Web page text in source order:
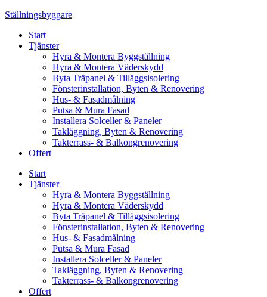
Skip
content
Ställningsbyggare
Start
Tjänster
Hyra & Montera Byggställning
Hyra & Montera Väderskydd
Byta Träpanel & Tilläggsisolering
Fönsterinstallation, Byten & Renovering
Hus- & Fasadmålning
Putsa & Mura Fasad
Installera Solceller & Paneler
Takläggning, Byten & Renovering
Takterrass- & Balkongrenovering
Offert
Start
Tjänster
Hyra & Montera Byggställning
Hyra & Montera Väderskydd
Byta Träpanel & Tilläggsisolering
Fönsterinstallation, Byten & Renovering
Hus- & Fasadmålning
Putsa & Mura Fasad
Installera Solceller & Paneler
Takläggning, Byten & Renovering
Takterrass- & Balkongrenovering
Offert